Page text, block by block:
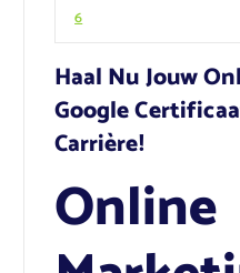
6
Haal Nu Jouw
Google
Carrière!
Online